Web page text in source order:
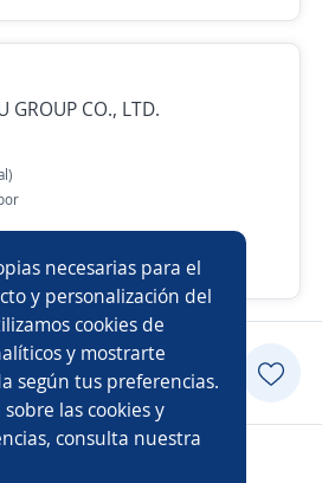
necesarias para el
y personalización del
cookies de
y mostrarte
según tus preferencias.
las cookies y
consulta nuestra
GROUP CO., LTD.
- 2026 DGNET LTD.